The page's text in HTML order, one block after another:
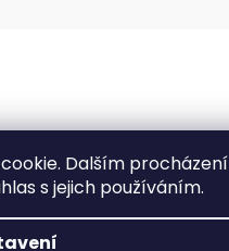
Dalším
s jejich používáním.